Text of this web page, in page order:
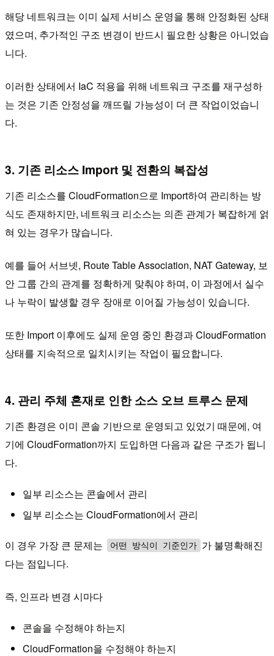
해당 네트워크는 이미 실제 서비스 운영을 통해 안정화된 상태
였으며, 추가적인 구조 변경이 반드시 필요한 상황은 아니었습
니다.
이러한 상태에서 IaC 적용을 위해 네트워크 구조를 재구성하
는 것은 기존 안정성을 깨뜨릴 가능성이 더 큰 작업이었습니
다.
3. 기존 리소스 Import 및 전환의 복잡성
기존 리소스를 CloudFormation으로 Import하여 관리하는 방
식도 존재하지만, 네트워크 리소스는 의존 관계가 복잡하게 얽
혀 있는 경우가 많습니다.
예를 들어 서브넷, Route Table Association, NAT Gateway, 보
안 그룹 간의 관계를 정확하게 맞춰야 하며, 이 과정에서 실수
나 누락이 발생할 경우 장애로 이어질 가능성이 있습니다.
또한 Import 이후에도 실제 운영 중인 환경과 CloudFormation
상태를 지속적으로 일치시키는 작업이 필요합니다.
4. 관리 주체 혼재로 인한 소스 오브 트루스 문제
기존 환경은 이미 콘솔 기반으로 운영되고 있었기 때문에, 여
기에 CloudFormation까지 도입하면 다음과 같은 구조가 됩니
다.
일부 리소스는 콘솔에서 관리
일부 리소스는 CloudFormation에서 관리
이 경우 가장 큰 문제는 어떤 방식이 기준인가 가 불명확해진
다는 점입니다.
즉, 인프라 변경 시마다
콘솔을 수정해야 하는지
CloudFormation을 수정해야 하는지